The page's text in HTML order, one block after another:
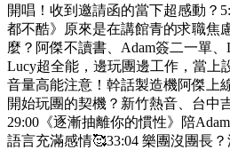
開唱！收到邀請函的當下超感動？
都不酷》原來是在講館青的求職焦
麼？阿傑不讀書、Adam簽二一單
Lucy超全能，邊玩團邊工作，當上
音量高能注意！幹話製造機阿傑上
開始玩團的契機？新竹熱音、台中
29:00《逐漸抽離你的慣性》陪
語言充滿感情🥰33:04 樂團沒團長